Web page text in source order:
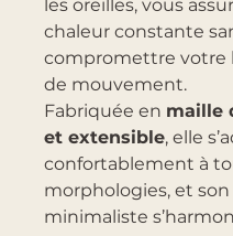
les oreilles, vous
chaleur constante
compromettre votre
de mouvement.
Fabriquée en maille
et extensible, elle
confortablement à
morphologies, et
minimaliste